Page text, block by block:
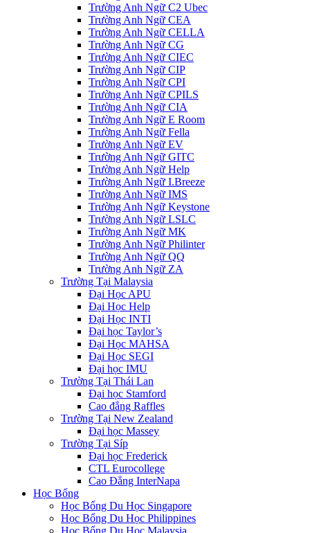
Trường Anh Ngữ C2 Ubec
Trường Anh Ngữ CEA
Trường Anh Ngữ CELLA
Trường Anh Ngữ CG
Trường Anh Ngữ CIEC
Trường Anh Ngữ CIP
Trường Anh Ngữ CPI
Trường Anh Ngữ CPILS
Trường Anh Ngữ CIA
Trường Anh Ngữ E Room
Trường Anh Ngữ Fella
Trường Anh Ngữ EV
Trường Anh Ngữ GITC
Trường Anh Ngữ Help
Trường Anh Ngữ I.Breeze
Trường Anh Ngữ IMS
Trường Anh Ngữ Keystone
Trường Anh Ngữ LSLC
Trường Anh Ngữ MK
Trường Anh Ngữ Philinter
Trường Anh Ngữ QQ
Trường Anh Ngữ ZA
Trường Tại Malaysia
Đại Học APU
Đại Học Help
Đại Học INTI
Đại học Taylor’s
Đại Học MAHSA
Đại Học SEGI
Đại học IMU
Trường Tại Thái Lan
Đại học Stamford
Cao đẳng Raffles
Trường Tại New Zealand
Đại học Massey
Trường Tại Síp
Đại học Frederick
CTL Eurocollege
Cao Đẳng InterNapa
Học Bổng
Học Bổng Du Học Singapore
Học Bổng Du Học Philippines